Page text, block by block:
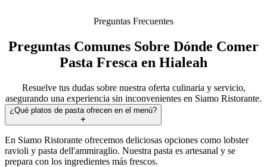
Preguntas Frecuentes
Preguntas Comunes Sobre Dónde Comer
Pasta Fresca en Hialeah
Resuelve tus dudas sobre nuestra oferta culinaria y servicio,
asegurando una experiencia sin inconvenientes en Siamo Ristorante.
¿Qué platos de pasta ofrecen en el menú?
En Siamo Ristorante ofrecemos deliciosas opciones como lobster
ravioli y pasta dell'ammiraglio. Nuestra pasta es artesanal y se
prepara con los ingredientes más frescos.